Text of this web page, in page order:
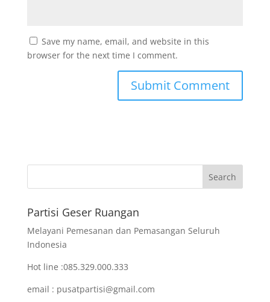
Save my name, email, and website in this
browser for the next time I comment.
Partisi Geser Ruangan
Melayani Pemesanan dan Pemasangan Seluruh
Indonesia
Hot line :085.329.000.333
email : pusatpartisi@gmail.com